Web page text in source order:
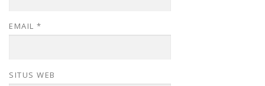
EMAIL *
SITUS WEB